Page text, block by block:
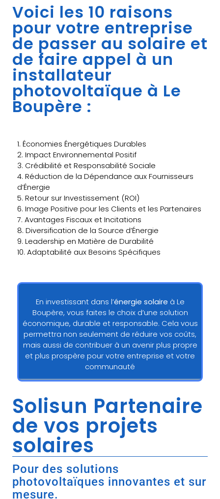
Voici les 10 raisons
pour votre entreprise
de passer au solaire et
de faire appel à un
installateur
photovoltaïque à Le
Boupère :
1. Économies Énergétiques Durables
2. Impact Environnemental Positif
3. Crédibilité et Responsabilité Sociale
4. Réduction de la Dépendance aux Fournisseurs
d’Énergie
5. Retour sur Investissement (ROI)
6. Image Positive pour les Clients et les Partenaires
7. Avantages Fiscaux et Incitations
8. Diversification de la Source d’Énergie
9. Leadership en Matière de Durabilité
10. Adaptabilité aux Besoins Spécifiques
En investissant dans l’énergie solaire à Le
Boupère, vous faites le choix d’une solution
économique, durable et responsable. Cela vous
permettra non seulement de réduire vos coûts,
mais aussi de contribuer à un avenir plus propre
et plus prospère pour votre entreprise et votre
communauté
Solisun Partenaire
de vos projets
solaires
Pour des solutions
photovoltaïques innovantes et sur
mesure.